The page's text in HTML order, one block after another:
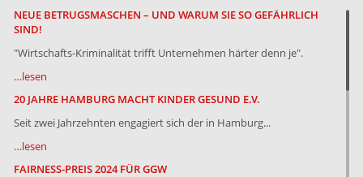
NEUE BETRUGSMASCHEN – UND WARUM SIE SO GEFÄHRLICH
SIND!
"Wirtschafts-Kriminalität trifft Unternehmen härter denn je".
…lesen
20 JAHRE HAMBURG MACHT KINDER GESUND E.V.
Seit zwei Jahr­zehn­ten en­ga­giert sich der in Ham­burg...
…lesen
FAIRNESS-PREIS 2024 FÜR GGW